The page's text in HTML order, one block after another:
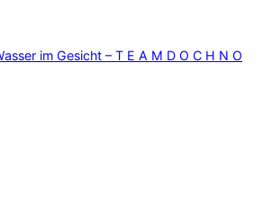
im Gesicht – T E A M D O C H N O